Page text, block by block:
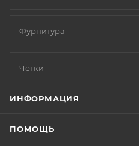
Фурнитура
Чётки
ИНФОРМАЦИЯ
ПОМОЩЬ